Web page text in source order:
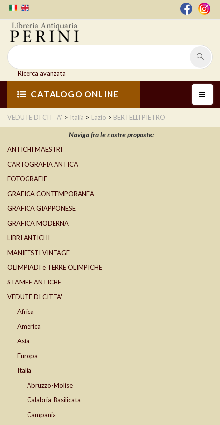
Ricerca avanzata
CATALOGO ONLINE
VEDUTE DI CITTA' > Italia > Lazio > BERTELLI PIETRO
Naviga fra le nostre proposte:
ANTICHI MAESTRI
CARTOGRAFIA ANTICA
FOTOGRAFIE
GRAFICA CONTEMPORANEA
GRAFICA GIAPPONESE
GRAFICA MODERNA
LIBRI ANTICHI
MANIFESTI VINTAGE
OLIMPIADI e TERRE OLIMPICHE
STAMPE ANTICHE
VEDUTE DI CITTA'
Africa
America
Asia
Europa
Italia
Abruzzo-Molise
Calabria-Basilicata
Campania